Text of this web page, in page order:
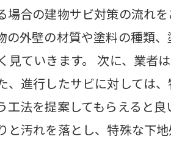
合の建物サビ対策の流れ
外壁の材質や塗料の種類
ていきます。 次に、業者
進行したサビに対しては
法を提案してもらえると良
汚れを落とし、特殊な下